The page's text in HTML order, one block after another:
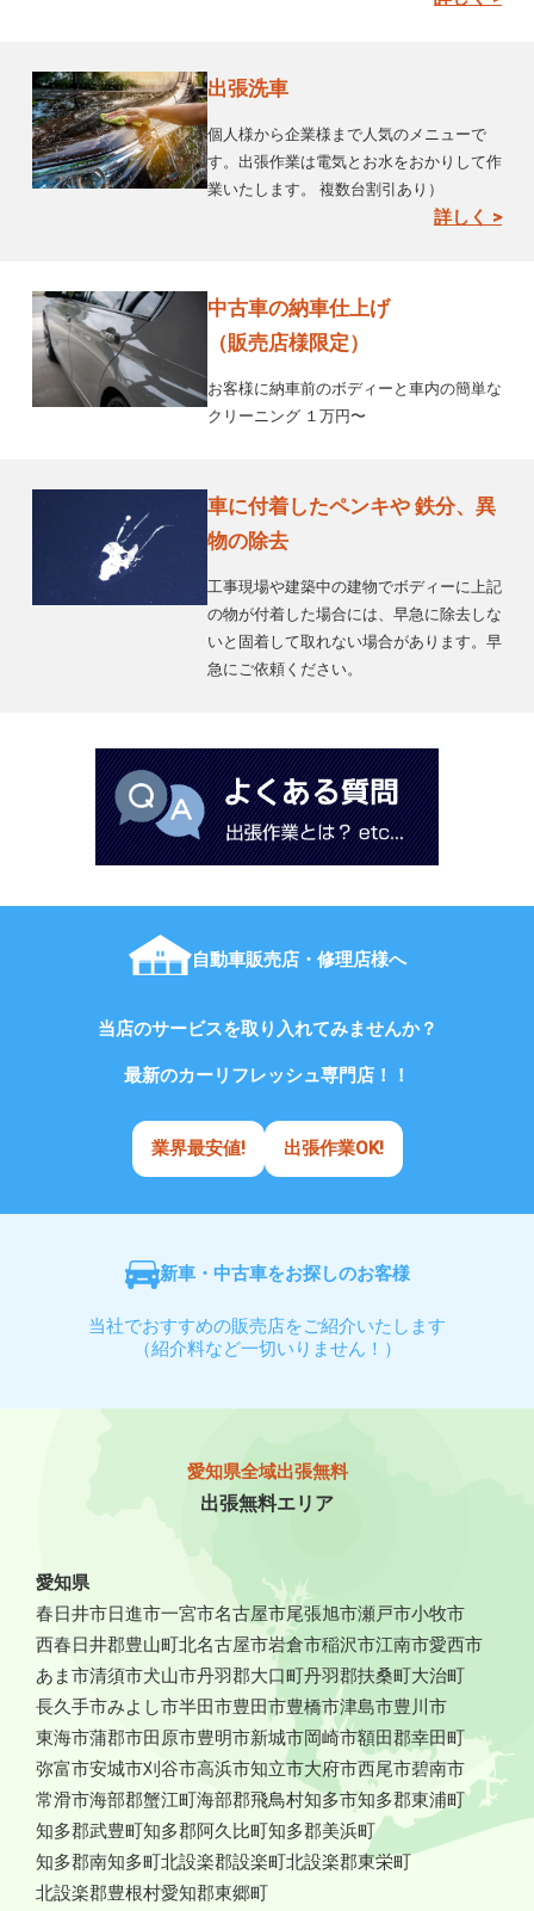
出張洗車
個人様から企業様まで人気のメニューで
す。出張作業は電気とお水をおかりして作
業いたします。 複数台割引あり）
詳しく >
中古車の納車仕上げ
（販売店様限定）
お客様に納車前のボディーと車内の簡単な
クリーニング １万円〜
車に付着したペンキや 鉄分、異
物の除去
工事現場や建築中の建物でボディーに上記
の物が付着した場合には、早急に除去しな
いと固着して取れない場合があります。早
急にご依頼ください。
自動車販売店・修理店様へ
当店のサービスを取り入れてみませんか？
最新のカーリフレッシュ専門店！！
業界最安値! 出張作業OK!
新車・中古車をお探しのお客様
当社でおすすめの販売店をご紹介いたします
（紹介料など一切いりません！）
愛知県全域出張無料
出張無料エリア
愛知県
春日井市日進市一宮市名古屋市尾張旭市瀬戸市小牧市
西春日井郡豊山町北名古屋市岩倉市稲沢市江南市愛西市
あま市清須市犬山市丹羽郡大口町丹羽郡扶桑町大治町
長久手市みよし市半田市豊田市豊橋市津島市豊川市
東海市蒲郡市田原市豊明市新城市岡崎市額田郡幸田町
弥富市安城市刈谷市高浜市知立市大府市西尾市碧南市
常滑市海部郡蟹江町海部郡飛鳥村知多市知多郡東浦町
知多郡武豊町知多郡阿久比町知多郡美浜町
知多郡南知多町北設楽郡設楽町北設楽郡東栄町
北設楽郡豊根村愛知郡東郷町